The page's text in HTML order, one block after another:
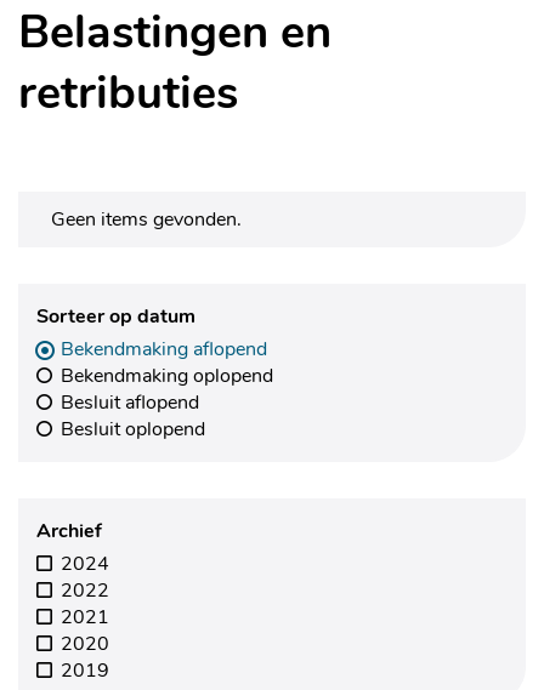
Belastingen en
retributies
Geen items gevonden.
Sorteer op datum
Bekendmaking aflopend
Bekendmaking oplopend
Besluit aflopend
Besluit oplopend
Archief
2024
2022
2021
2020
2019